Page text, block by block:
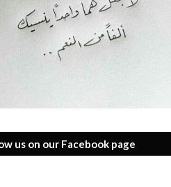
us on our Facebook page